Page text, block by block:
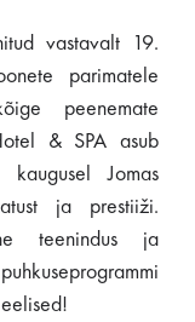
vastavalt 19.
parimatele
peenemate
& SPA asub
kaugusel Jomas
ja prestiiži.
teenindus ja